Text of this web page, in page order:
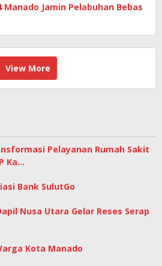
Manado Jamin Pelabuhan Bebas
View More
Pelayanan Rumah Sakit
Ka…
Bank SulutGo
Nusa Utara Gelar Reses Serap
Kota Manado